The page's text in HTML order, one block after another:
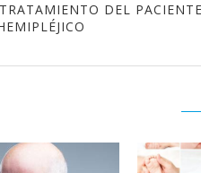
DEL PACIENTE